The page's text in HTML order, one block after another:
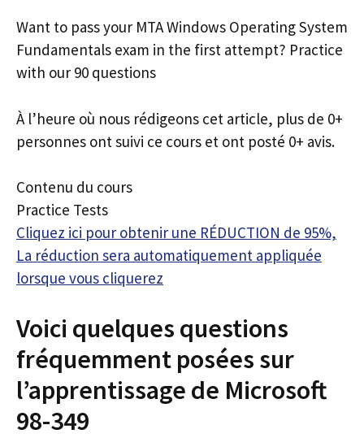
Want to pass your MTA Windows Operating System
Fundamentals exam in the first attempt? Practice
with our 90 questions
À l’heure où nous rédigeons cet article, plus de 0+
personnes ont suivi ce cours et ont posté 0+ avis.
Contenu du cours
Practice Tests
Cliquez ici pour obtenir une RÉDUCTION de 95%,
La réduction sera automatiquement appliquée
lorsque vous cliquerez
Voici quelques questions
fréquemment posées sur
l’apprentissage de Microsoft
98-349